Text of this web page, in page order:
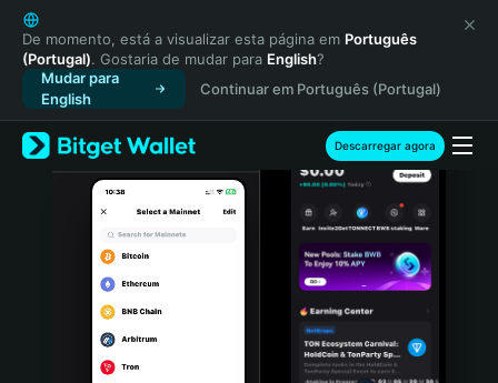
English
日本語
Tiếng Việt
Русский
Español (Latinoamérica)
Türkçe
Italiano
Português (Portugal)
Bahasa Indonesia
De momento, está a visualizar esta página em Português
(Portugal). Gostaria de mudar para English?
Mudar para
English
Continuar em Português (Portugal)
Descarregar agora